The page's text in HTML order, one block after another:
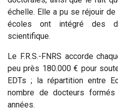
échelle. Elle a pu se réjouir
écoles ont intégré des
scientifique.
Le F.R.S.-FNRS accorde
peu près 180.000 € pour
EDTs ; la répartition entre
nombre de docteurs
années.